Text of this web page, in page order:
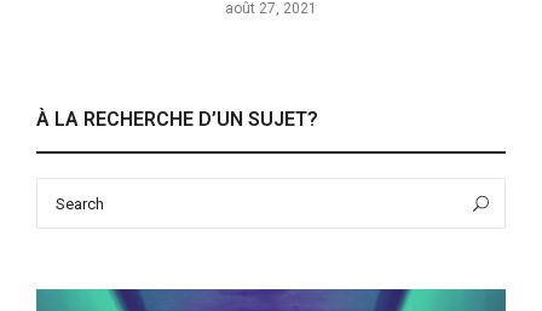
août 27, 2021
À LA RECHERCHE D’UN SUJET?